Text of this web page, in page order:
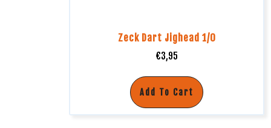
Zeck Dart Jighead 1/0
€3,95
Add To Cart